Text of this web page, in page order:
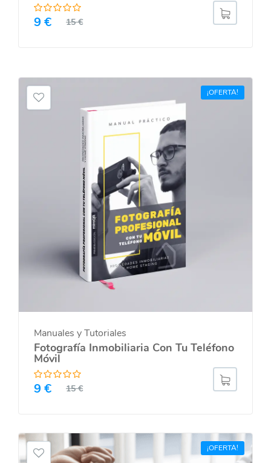
15€
9€
¡OFERTA!
Manuales y Tutoriales
Fotografía Inmobiliaria Con Tu Teléfono
Móvil
15€
9€
¡OFERTA!